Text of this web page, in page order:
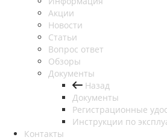
Акции
Новости
Статьи
Вопрос ответ
Обзоры
Документы
Назад
Документы
Регистрационные
Инструкции по
Контакты